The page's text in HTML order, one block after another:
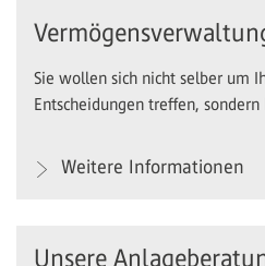
Sie wollen sich nicht selber um
Entscheidungen treffen,
Weitere Informationen
Unsere